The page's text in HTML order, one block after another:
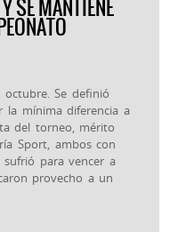
SE MANTIENE
Se definió
la mínima diferencia a
del torneo, mérito
Sport, ambos con
para vencer a
provecho a un